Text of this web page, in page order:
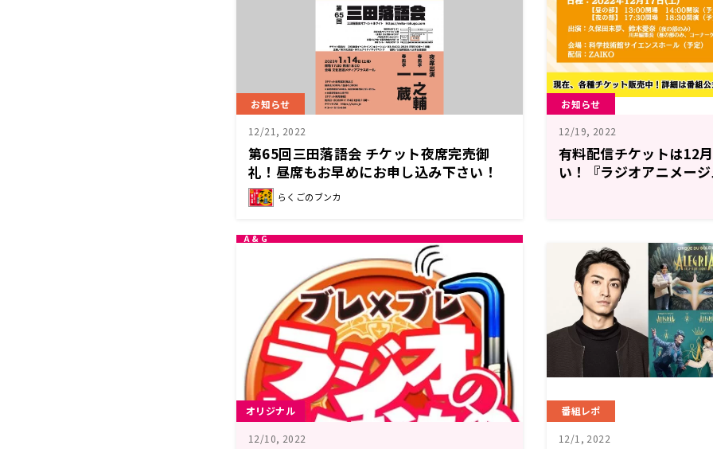
お知らせ
12/21, 2022
第65回三田落語会 チケット夜席完売御
礼！昼席もお早めにお申し込み下さい！
らくごのブンカ
お知らせ
12/19, 2022
有料配信チケットは12
い！『ラジオアニメー
オリジナル
12/10, 2022
番組レポ
12/1, 2022